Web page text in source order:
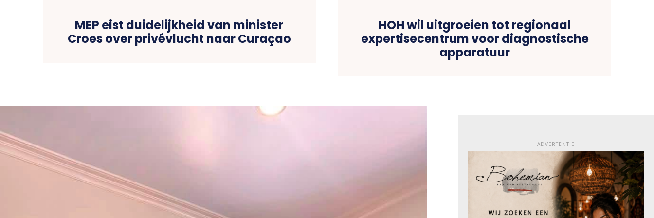
MEP eist duidelijkheid van minister
Croes over privévlucht naar Curaçao
HOH wil uitgroeien tot regionaal
expertisecentrum voor diagnostische
apparatuur